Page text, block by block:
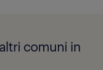
comuni in